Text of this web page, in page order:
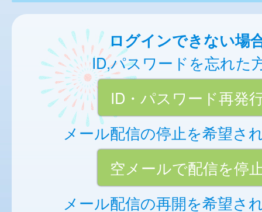
ログインできない場
ID,パスワードを忘れた
ID・パスワード再発
メール配信の停止を希望さ
空メールで配信を停
メール配信の再開を希望さ